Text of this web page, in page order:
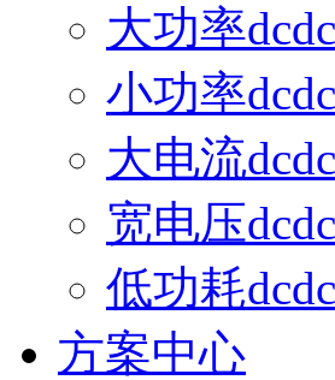
大功率
小功率
大电流
宽电压
低功耗
方案中心